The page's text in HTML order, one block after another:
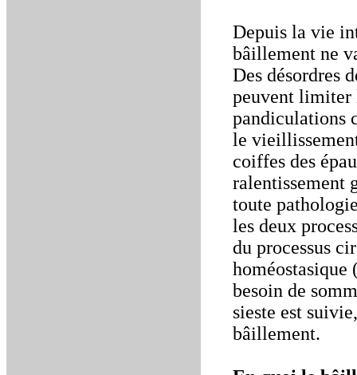
Depuis la vie
bâillement ne
Des désordres
peuvent limiter
pandiculations
le
coiffes des
ralentissement
toute
les deux
du processus
homéostasique
besoin de
sieste est
bâillement.